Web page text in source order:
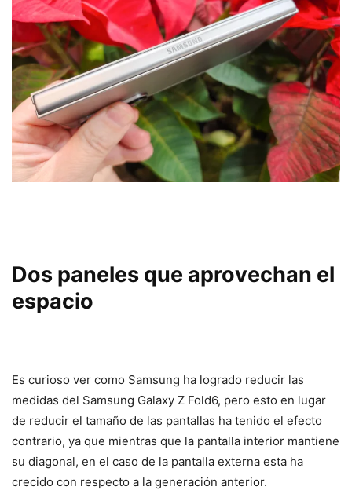
Dos paneles que aprovechan el
espacio
Es curioso ver como Samsung ha logrado reducir las
medidas del Samsung Galaxy Z Fold6, pero esto en lugar
de reducir el tamaño de las pantallas ha tenido el efecto
contrario, ya que mientras que la pantalla interior mantiene
su diagonal, en el caso de la pantalla externa esta ha
crecido con respecto a la generación anterior.